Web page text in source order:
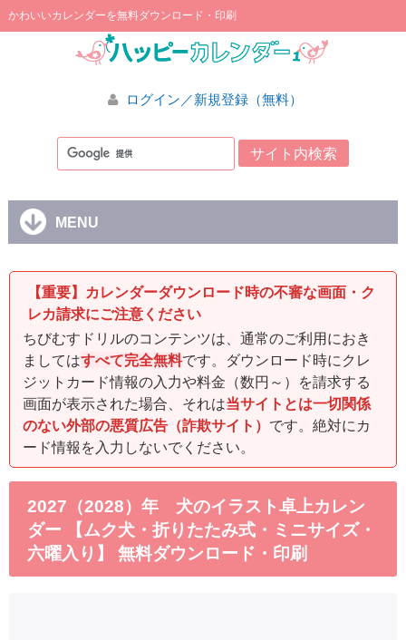
かわいいカレンダーを無料ダウンロード・印刷
ログイン／新規登録（無料）
MENU
【重要】カレンダーダウンロード時の不審な画面・ク
レカ請求にご注意ください
ちびむすドリルのコンテンツは、通常のご利用におき
ましてはすべて完全無料です。ダウンロード時にクレ
ジットカード情報の入力や料金（数円～）を請求する
画面が表示された場合、それは当サイトとは一切関係
のない外部の悪質広告（詐欺サイト） です。絶対にカ
ード情報を入力しないでください。
2027（2028）年 犬のイラスト卓上カレン
ダー 【ムク犬・折りたたみ式・ミニサイズ・
六曜入り】 無料ダウンロード・印刷